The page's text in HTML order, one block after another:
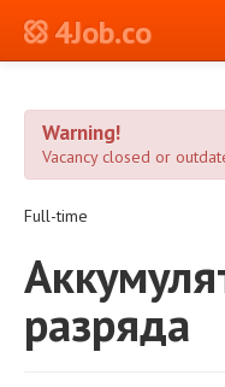
4Job.co
Log in or Register
Warning!
Vacancy closed or
Full-time
разряда